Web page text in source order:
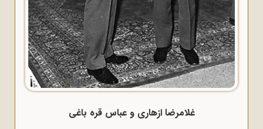
غلامرضا ازهاری و عباس قره باغی